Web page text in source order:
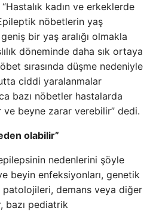
kadın ve erkeklerde
nöbetlerin yaş
geniş bir yaş aralığı olmakla
döneminde daha sık ortaya
sırasında düşme nedeniyle
ciddi yaralanmalar
bazı nöbetler hastalarda
beyne zarar verebilir” dedi.
olabilir”
nedenlerini şöyle
beyin enfeksiyonları, genetik
demans veya diğer
bazı pediatrik